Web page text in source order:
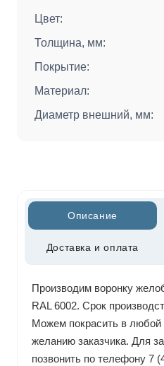
Цвет:
Толщина, мм:
Покрытие:
Материал:
Диаметр внешний, мм:
Описание
Доставка и оплата
Производим воронку
RAL 6002. Срок
Можем покрасить в любой
желанию заказчика. Для
позвонить по телефону 7